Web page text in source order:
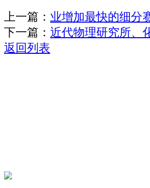
上一篇： 业增加最快的细分
下一篇： 近代物理研究所、
返回列表